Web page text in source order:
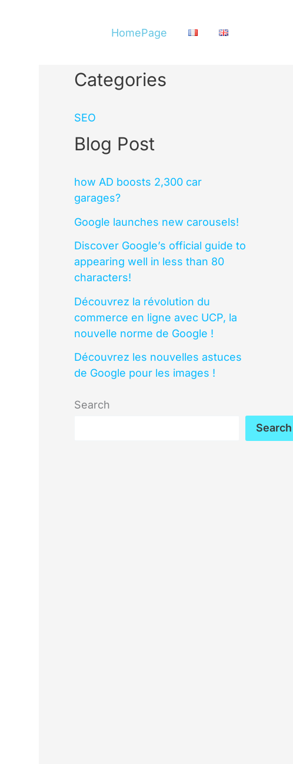
HomePage
Categories
SEO
Blog Post
how AD boosts 2,300 car
garages?
Google launches new carousels!
Discover Google’s official guide to
appearing well in less than 80
characters!
Découvrez la révolution du
commerce en ligne avec UCP, la
nouvelle norme de Google !
Découvrez les nouvelles astuces
de Google pour les images !
Search
Search